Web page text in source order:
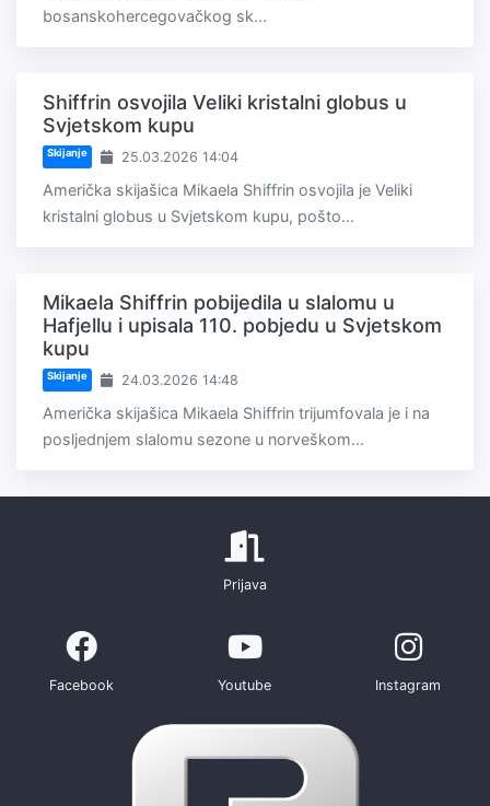
bosanskohercegovačkog sk...
Shiffrin osvojila Veliki kristalni globus u
Svjetskom kupu
Skijanje 25.03.2026 14:04
Američka skijašica Mikaela Shiffrin osvojila je Veliki
kristalni globus u Svjetskom kupu, pošto...
Mikaela Shiffrin pobijedila u slalomu u
Hafjellu i upisala 110. pobjedu u Svjetskom
kupu
Skijanje 24.03.2026 14:48
Američka skijašica Mikaela Shiffrin trijumfovala je i na
posljednjem slalomu sezone u norveškom...
Prijava
Facebook Youtube Instagram